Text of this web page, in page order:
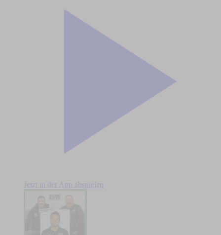
Jetzt in der App abspielen